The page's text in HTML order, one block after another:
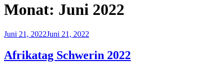
Monat: Juni 2022
Veröffentlicht
Juni 21, 2022Juni 21, 2022
Afrikatag Schwerin 2022